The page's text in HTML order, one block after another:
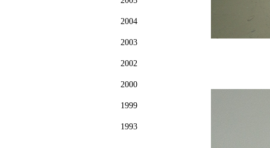
2004
2003
2002
2000
1999
1993